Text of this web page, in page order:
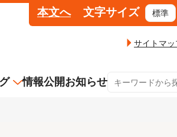
本文へ 文字サイズ 標準
サイトマッ
情報公開お知らせ